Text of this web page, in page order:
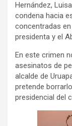
Hernández,
condena hacia
concentradas
presidenta y el
En este crimen
asesinatos de
alcalde de
pretende
presidencial del